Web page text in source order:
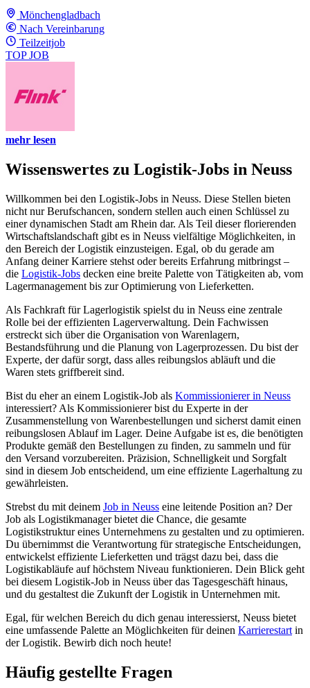
Mönchengladbach
Nach Vereinbarung
Teilzeitjob
TOP JOB
mehr lesen
Wissenswertes zu Logistik-Jobs in Neuss
Willkommen bei den Logistik-Jobs in Neuss. Diese Stellen bieten
nicht nur Berufschancen, sondern stellen auch einen Schlüssel zu
einer dynamischen Stadt am Rhein dar. Als Teil dieser florierenden
Wirtschaftslandschaft gibt es in Neuss vielfältige Möglichkeiten, in
den Bereich der Logistik einzusteigen. Egal, ob du gerade am
Anfang deiner Karriere stehst oder bereits Erfahrung mitbringst –
die Logistik-Jobs decken eine breite Palette von Tätigkeiten ab, vom
Lagermanagement bis zur Optimierung von Lieferketten.
Als Fachkraft für Lagerlogistik spielst du in Neuss eine zentrale
Rolle bei der effizienten Lagerverwaltung. Dein Fachwissen
erstreckt sich über die Organisation von Warenlagern,
Bestandsführung und die Planung von Lagerprozessen. Du bist der
Experte, der dafür sorgt, dass alles reibungslos abläuft und die
Waren stets griffbereit sind.
Bist du eher an einem Logistik-Job als Kommissionierer in Neuss
interessiert? Als Kommissionierer bist du Experte in der
Zusammenstellung von Warenbestellungen und sicherst damit einen
reibungslosen Ablauf im Lager. Deine Aufgabe ist es, die benötigten
Produkte gemäß den Bestellungen zu finden, zu sammeln und für
den Versand vorzubereiten. Präzision, Schnelligkeit und Sorgfalt
sind in diesem Job entscheidend, um eine effiziente Lagerhaltung zu
gewährleisten.
Strebst du mit deinem Job in Neuss eine leitende Position an? Der
Job als Logistikmanager bietet die Chance, die gesamte
Logistikstruktur eines Unternehmens zu gestalten und zu optimieren.
Du übernimmst die Verantwortung für strategische Entscheidungen,
entwickelst effiziente Lieferketten und trägst dazu bei, dass die
Logistikabläufe auf höchstem Niveau funktionieren. Dein Blick geht
bei diesem Logistik-Job in Neuss über das Tagesgeschäft hinaus,
und du gestaltest die Zukunft der Logistik in Unternehmen mit.
Egal, für welchen Bereich du dich genau interessierst, Neuss bietet
eine umfassende Palette an Möglichkeiten für deinen Karrierestart in
der Logistik. Bewirb dich noch heute!
Häufig gestellte Fragen